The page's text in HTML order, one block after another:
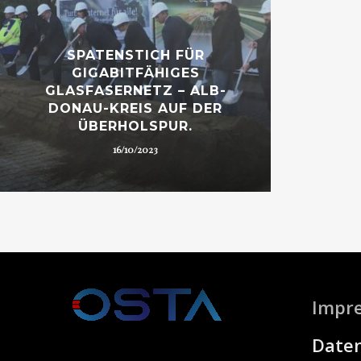
SPATENSTICH FÜR
GIGABITFÄHIGES
GLASFASERNETZ – ALB-
DONAU-KREIS AUF DER
ÜBERHOLSPUR.
16/10/2023